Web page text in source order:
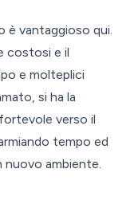
è vantaggioso qui.
costosi e il
e molteplici
si ha la
verso il
tempo ed
nuovo ambiente.